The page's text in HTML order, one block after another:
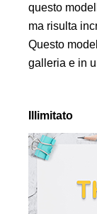
questo
ma risulta
Questo
galleria e in
Illimitato